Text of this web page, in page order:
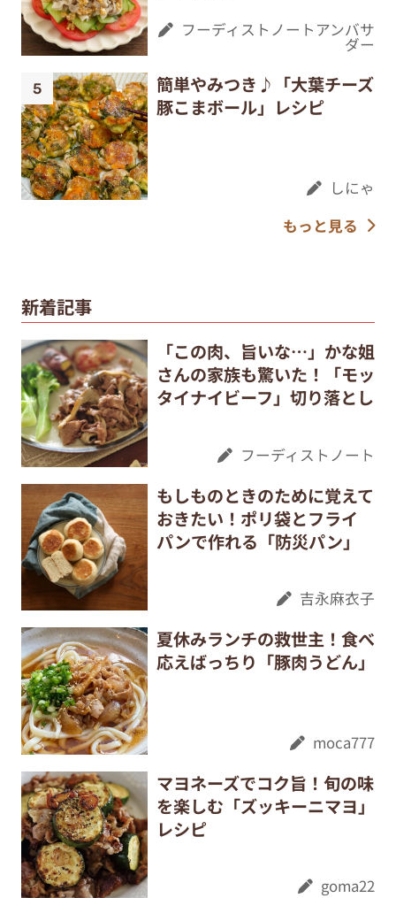
フーディストノートアンバサ
ダー
簡単やみつき♪「大葉チーズ
豚こまボール」レシピ
しにゃ
もっと見る
新着記事
「この肉、旨いな…」かな姐
さんの家族も驚いた！「モッ
タイナイビーフ」切り落とし
フーディストノート
もしものときのために覚えて
おきたい！ポリ袋とフライ
パンで作れる「防災パン」
吉永麻衣子
夏休みランチの救世主！食べ
応えばっちり「豚肉うどん」
moca777
マヨネーズでコク旨！旬の味
を楽しむ「ズッキーニマヨ」
レシピ
goma22